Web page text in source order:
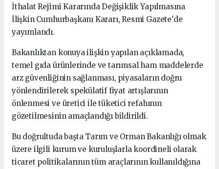
İthalat Rejimi Kararında Değişiklik Yapılmasına
İlişkin Cumhurbaşkanı Kararı, Resmi Gazete'de
yayımlandı.
Bakanlıktan konuya ilişkin yapılan açıklamada,
temel gıda ürünlerinde ve tarımsal ham maddelerde
arz güvenliğinin sağlanması, piyasaların doğru
yönlendirilerek spekülatif fiyat artışlarının
önlenmesi ve üretici ile tüketici refahının
gözetilmesinin amaçlandığı bildirildi.
Bu doğrultuda başta Tarım ve Orman Bakanlığı olmak
üzere ilgili kurum ve kuruluşlarla koordineli olarak
ticaret politikalarının tüm araçlarının kullanıldığına